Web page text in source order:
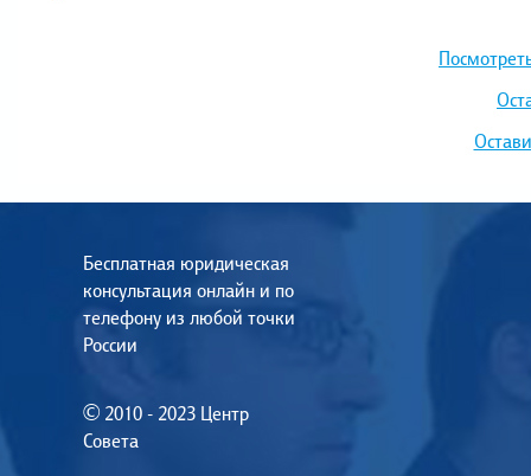
Бесплатная юридическая
консультация онлайн и по
телефону из любой точки
России
© 2010 - 2023 Центр
Совета